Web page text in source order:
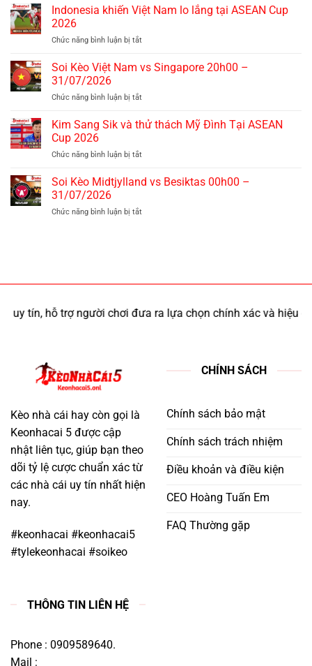
Kèo
Thái
20h00
Indonesia khiến Việt Nam lo lắng tại ASEAN Cup
2026
Chức năng bình luận bị tắt
khiến
tại
Soi Kèo Việt Nam vs Singapore 20h00 –
31/07/2026
Chức năng bình luận bị tắt
Kèo
20h00
Kim Sang Sik và thử thách Mỹ Đình Tại ASEAN
Cup 2026
Chức năng bình luận bị tắt
Sang
Cup
Soi Kèo Midtjylland vs Besiktas 00h00 –
31/07/2026
Chức năng bình luận bị tắt
00h00
trợ người chơi đưa ra lựa chọn chính xác và hiệu quả.
Kèo nhà cái hay còn gọi là
Keonhacai 5 được cập
nhật liên tục, giúp bạn theo
dõi tỷ lệ cược chuẩn xác từ
các nhà cái uy tín nhất hiện
nay.
#keonhacai #keonhacai5
#tylekeonhacai #soikeo
CHÍNH SÁCH
Chính sách bảo mật
Chính sách trách nhiệm
Điều khoản và điều kiện
CEO Hoàng Tuấn Em
FAQ Thường gặp
THÔNG TIN LIÊN HỆ
Phone : 0909589640.
Mail :